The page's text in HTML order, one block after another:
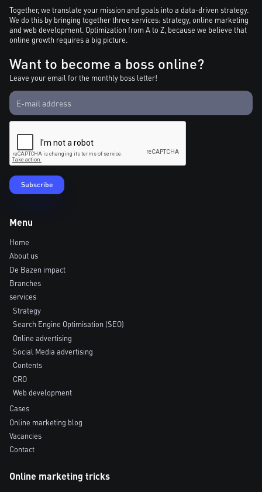
Together, we translate your mission and goals into a data-driven strategy.
We do this by bringing together three services: strategy, online marketing
and web development. Optimization from A to Z, because we believe that
online growth requires a big picture.
Want to become a boss online?
Leave your email for the monthly boss letter!
Menu
Home
About us
De Bazen impact
Branches
services
Strategy
Search Engine Optimisation (SEO)
Online advertising
Social Media advertising
Contents
CRO
Web development
Cases
Online marketing blog
Vacancies
Contact
Online marketing tricks